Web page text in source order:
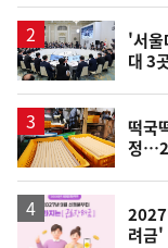
'서울
대 3
떡국
정
2027
려금'